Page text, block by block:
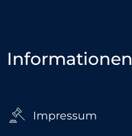
Informationen
Impressum